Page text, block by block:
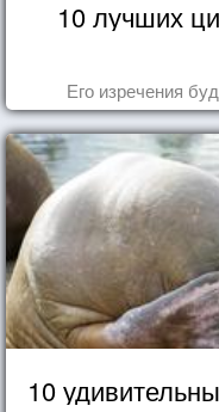
10 лучших
Его изречения
10